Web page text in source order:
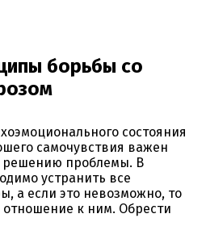
борьбы со
состояния
самочувствия важен
решению проблемы. В
устранить все
а если это невозможно, то
к ним. Обрести